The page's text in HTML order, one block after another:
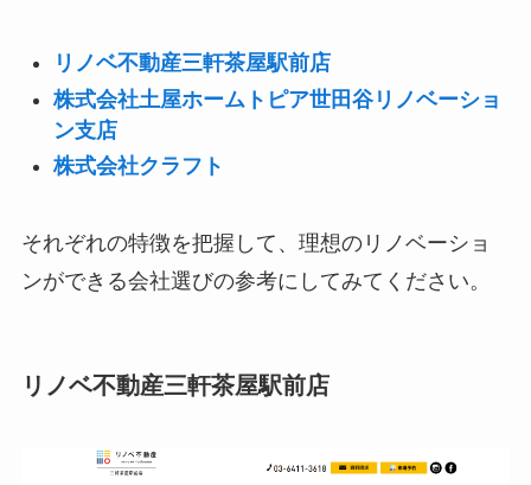
リノベ不動産三軒茶屋駅前店
株式会社土屋ホームトピア世田谷リノベーショ
ン支店
株式会社クラフト
それぞれの特徴を把握して、理想のリノベーショ
ンができる会社選びの参考にしてみてください。
リノベ不動産三軒茶屋駅前店